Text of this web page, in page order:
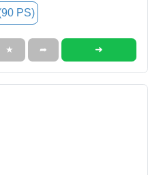
PS)
★ ➦ ➜